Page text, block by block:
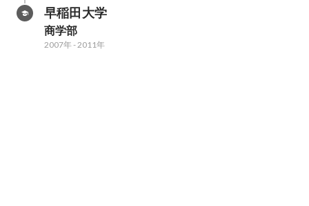
早稲田大学
商学部
2007年-2011年